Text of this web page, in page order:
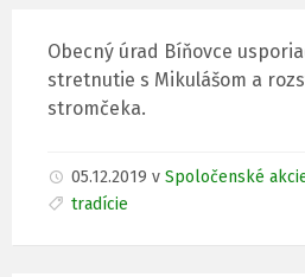
Obecný úrad Bíňovce
stretnutie s Mikulášom a
stromčeka.
05.12.2019 v Spoločenské
tradície